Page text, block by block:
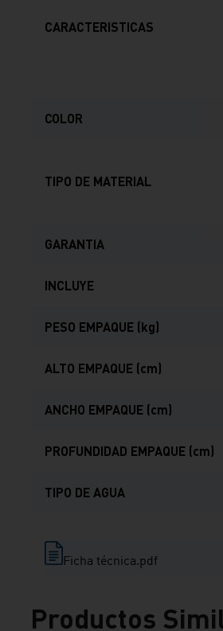
CARACTERISTICAS
COLOR
TIPO DE MATERIAL
GARANTIA
INCLUYE
PESO EMPAQUE (kg)
ALTO EMPAQUE (cm)
ANCHO EMPAQUE (cm)
PROFUNDIDAD EMPAQUE (cm)
TIPO DE AGUA
Ficha técnica.pdf
Productos